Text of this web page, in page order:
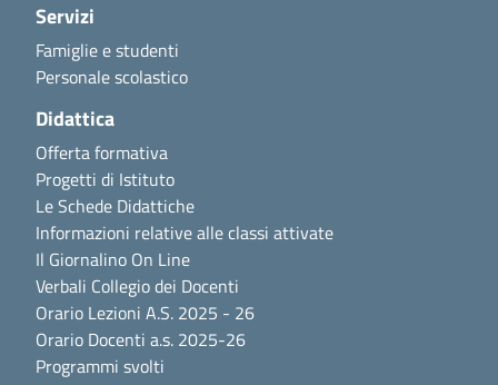
Servizi
Famiglie e studenti
Personale scolastico
Didattica
Offerta formativa
Progetti di Istituto
Le Schede Didattiche
Informazioni relative alle classi attivate
Il Giornalino On Line
Verbali Collegio dei Docenti
Orario Lezioni A.S. 2025 - 26
Orario Docenti a.s. 2025-26
Programmi svolti